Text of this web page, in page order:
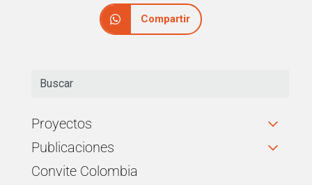
Compartir
Proyectos
Publicaciones
Convite Colombia